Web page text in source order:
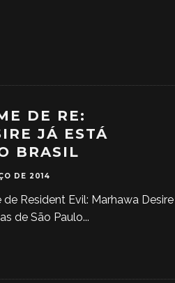
DE RE:
JÁ ESTÁ
BRASIL
DE 2014
Resident Evil: Marhawa Desire
de São Paulo...